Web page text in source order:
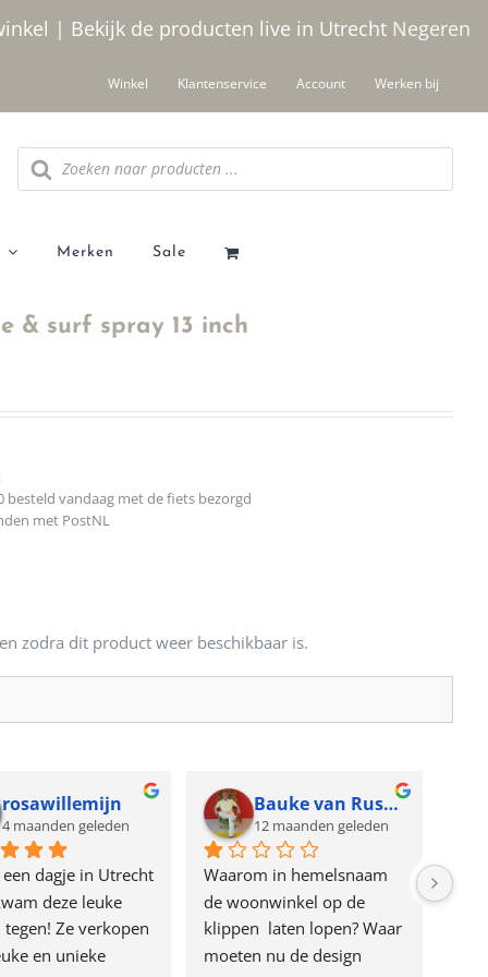
| Bekijk de producten live in Utrecht Negeren
Winkel Klantenservice Account Werken bij
Producten
zoeken
Merken Sale
& surf spray 13 inch
besteld vandaag met de fiets bezorgd
met PostNL
zodra dit product weer beschikbaar is.
rosawillemijn
4 maanden geleden
een dagje in Utrecht
deze leuke
Ze verkopen
en unieke
Bauke van Russen Groen
12 maanden geleden
Waarom in hemelsnaam
de woonwinkel op de
klippen  laten lopen? Waar
moeten nu de design